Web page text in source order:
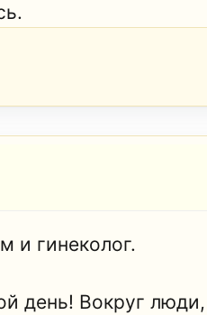
и гинеколог.
день! Вокруг